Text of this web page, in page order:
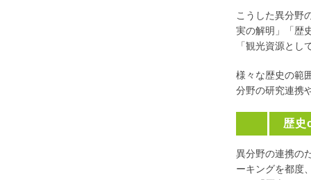
こうした異分野
実の解明」「歴
「観光資源と
様々な歴史の範
分野の研究連携
歴史
異分野の連携の
ーキングを都度